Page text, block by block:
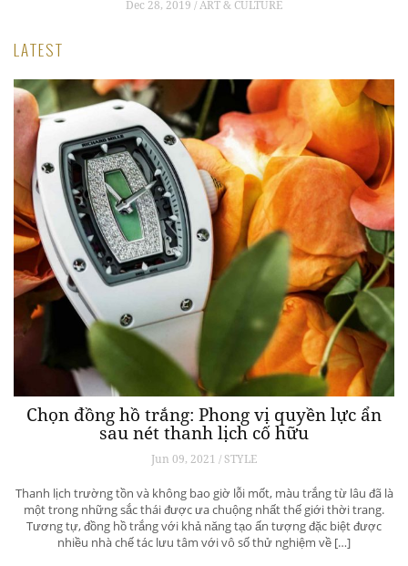
Dec 28, 2019 / ART & CULTURE
LATEST
Chọn đồng hồ trắng: Phong vị quyền lực ẩn
sau nét thanh lịch cố hữu
Jun 09, 2021 / STYLE
Thanh lịch trường tồn và không bao giờ lỗi mốt, màu trắng từ lâu đã là
một trong những sắc thái được ưa chuộng nhất thế giới thời trang.
Tương tự, đồng hồ trắng với khả năng tạo ấn tượng đặc biệt được
nhiều nhà chế tác lưu tâm với vô số thử nghiệm về […]